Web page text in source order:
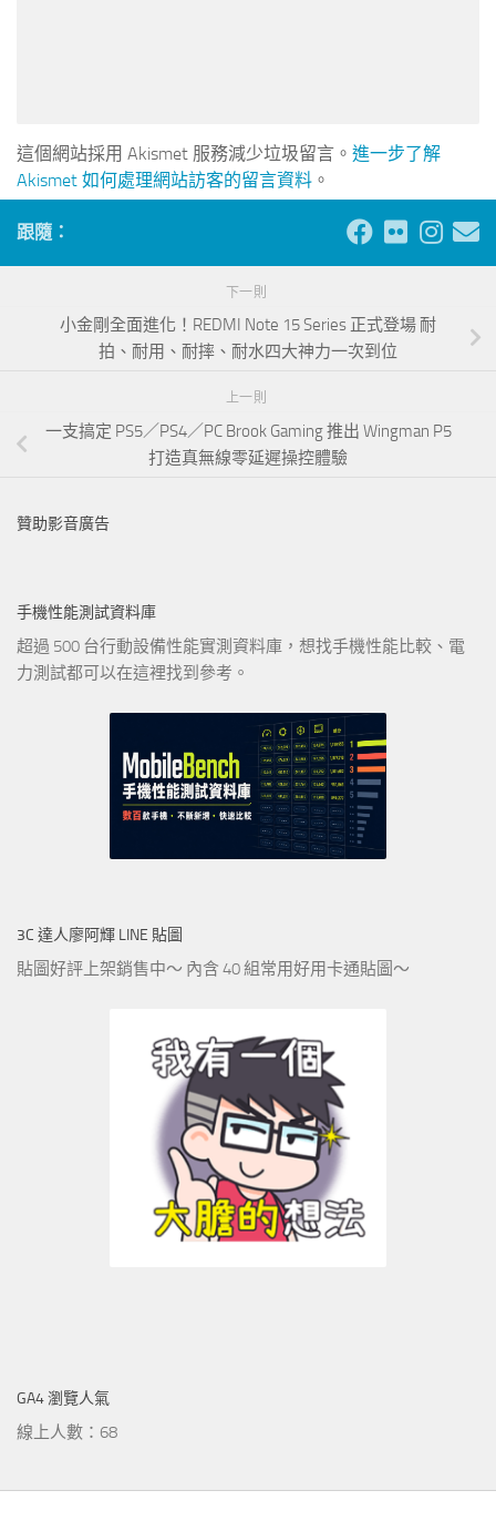
這個網站採用 Akismet 服務減少垃圾留言。 進一步了解
Akismet 如何處理網站訪客的留言資料 。
跟隨：
下一則
小金剛全面進化！REDMI Note 15 Series 正式登場 耐
拍、耐用、耐摔、耐水四大神力一次到位
上一則
一支搞定 PS5／PS4／PC Brook Gaming 推出 Wingman P5
打造真無線零延遲操控體驗
贊助影音廣告
手機性能測試資料庫
超過 500 台行動設備性能實測資料庫，想找手機性能比較、電
力測試都可以在這裡找到參考。
3C 達人廖阿輝 LINE 貼圖
貼圖好評上架銷售中～ 內含 40 組常用好用卡通貼圖～
GA4 瀏覽人氣
線上人數：68